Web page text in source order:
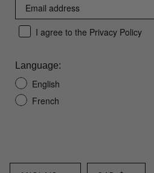
I agree to the Privacy Policy
Language:
English
French
Langue Monnaie